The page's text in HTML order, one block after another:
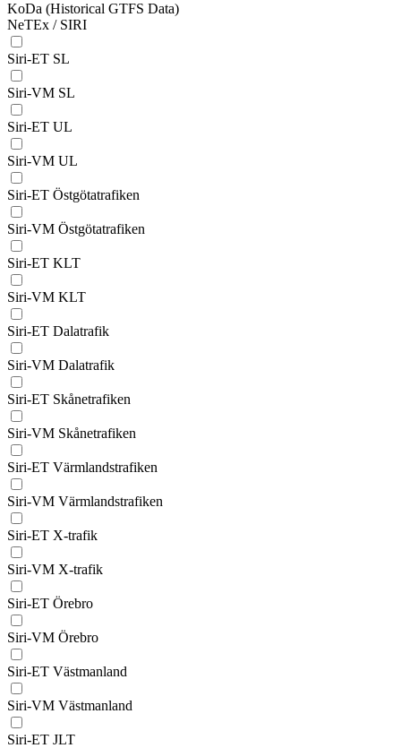
KoDa (Historical GTFS Data)
NeTEx / SIRI
Siri-ET SL
Siri-VM SL
Siri-ET UL
Siri-VM UL
Siri-ET Östgötatrafiken
Siri-VM Östgötatrafiken
Siri-ET KLT
Siri-VM KLT
Siri-ET Dalatrafik
Siri-VM Dalatrafik
Siri-ET Skånetrafiken
Siri-VM Skånetrafiken
Siri-ET Värmlandstrafiken
Siri-VM Värmlandstrafiken
Siri-ET X-trafik
Siri-VM X-trafik
Siri-ET Örebro
Siri-VM Örebro
Siri-ET Västmanland
Siri-VM Västmanland
Siri-ET JLT